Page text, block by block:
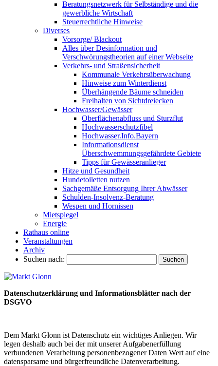
Beratungsnetzwerk für Selbständige und die
gewerbliche Wirtschaft
Steuerrechtliche Hinweise
Diverses
Vorsorge/ Blackout
Alles über Desinformation und
Verschwörungstheorien auf einer Webseite
Verkehrs- und Straßensicherheit
Kommunale Verkehrsüberwachung
Hinweise zum Winterdienst
Überhängende Bäume schneiden
Freihalten von Sichtdreiecken
Hochwasser/Gewässer
Oberflächenabfluss und Sturzflut
Hochwasserschutzfibel
Hochwasser.Info.Bayern
Informationsdienst
Überschwemmungsgefährdete Gebiete
Tipps für Gewässeranlieger
Hitze und Gesundheit
Hundetoiletten nutzen
Sachgemäße Entsorgung Ihrer Abwässer
Schulden-Insolvenz-Beratung
Wespen und Hornissen
Mietspiegel
Energie
Rathaus online
Veranstaltungen
Archiv
Suchen nach:
Datenschutzerklärung und Informationsblätter nach der
DSGVO
Dem Markt Glonn ist Datenschutz ein wichtiges Anliegen. Wir
legen deshalb auch bei der mit unserer Aufgabenerfüllung
verbundenen Verarbeitung personenbezogener Daten Wert auf eine
datensparsame und bürgerfreundliche Datenverarbeitung.